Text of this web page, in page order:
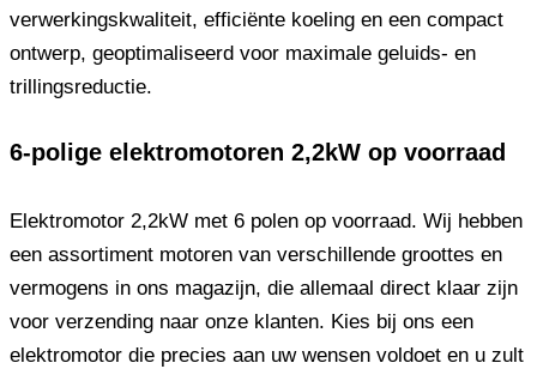
verwerkingskwaliteit, efficiënte koeling en een compact
ontwerp, geoptimaliseerd voor maximale geluids- en
trillingsreductie.
6-polige elektromotoren 2,2kW op voorraad
Elektromotor 2,2kW met 6 polen op voorraad. Wij hebben
een assortiment motoren van verschillende groottes en
vermogens in ons magazijn, die allemaal direct klaar zijn
voor verzending naar onze klanten. Kies bij ons een
elektromotor die precies aan uw wensen voldoet en u zult